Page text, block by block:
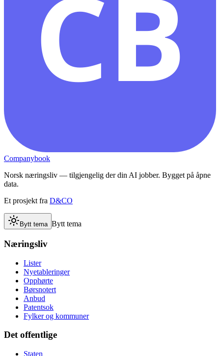
CB
Companybook
Norsk næringsliv — tilgjengelig der din AI jobber. Bygget på åpne
data.
Et prosjekt fra D&CO
Bytt tema Bytt tema
Næringsliv
Lister
Nyetableringer
Opphørte
Børsnotert
Anbud
Patentsok
Fylker og kommuner
Det offentlige
Staten